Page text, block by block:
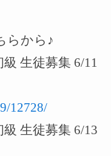
らから ♪
生徒募集 6/11
12728/
生徒募集 6/13